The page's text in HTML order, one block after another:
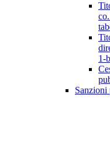
1-
Sanzioni